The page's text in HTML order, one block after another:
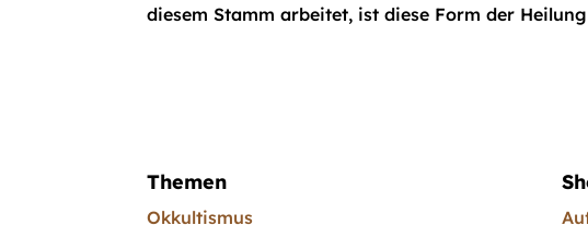
diesem Stamm arbeitet, ist diese Form der
Themen
Okkultismus